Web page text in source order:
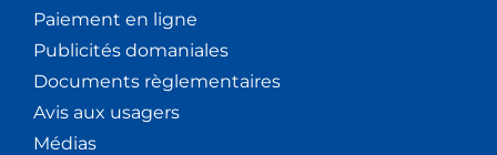
Paiement en ligne
Publicités domaniales
Documents règlementaires
Avis aux usagers
Médias